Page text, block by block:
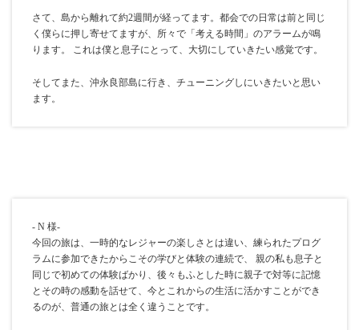
さて、島から離れて約2週間が経ってます。都会での日常は前と同じ
く僕らに押し寄せてますが、所々で「考える時間」のアラームが鳴
ります。 これは僕と息子にとって、大切にしていきたい感覚です。
そしてまた、沖永良部島に行き、チューニングしにいきたいと思い
ます。
- N 様-
今回の旅は、一時的なレジャーの楽しさとは違い、練られたプログ
ラムに参加できたからこその学びと体験の連続で、 親の私も息子と
同じで初めての体験ばかり、後々もふとした時に親子で対等に記憶
とその時の感動を話せて、今とこれからの生活に活かすことができ
るのが、普通の旅とは全く違うことです。